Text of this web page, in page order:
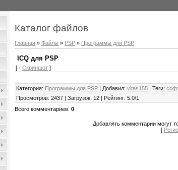
Каталог файлов
Главная »Файлы » PSP » Программы для PSP
ICQ для PSP
[ ·Скриншот ]
Категория: Программы для PSP | Добавил: vitas155 |Теги:
Просмотров: 2437 |Загрузок: 12 | Рейтинг: 5.0/1
Всего комментариев:0
Добавлять комментарии могут
[